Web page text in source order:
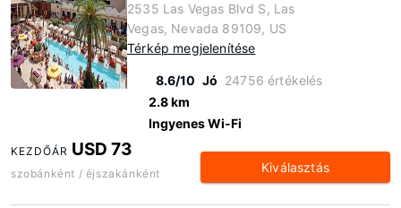
2535 Las Vegas Blvd S, Las
Vegas, Nevada 89109, US
Térkép megjelenítése
8.6/10 Jó 24756 értékelés
2.8 km
Ingyenes Wi-Fi
KEZDŐÁR USD 73
szobánként / éjszakánként Kiválasztás